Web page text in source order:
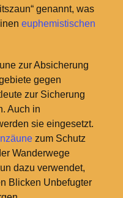
genannt, was
euphemistischen
zur Absicherung
gegen
zur Sicherung
Auch in
sie eingesetzt.
zum Schutz
Wanderwege
dazu verwendet,
Blicken Unbefugter